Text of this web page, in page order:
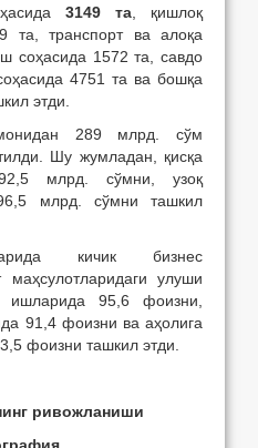
3149 та , қишлоқ
та, транспорт ва алоқа
соҳасида 1572 та, савдо
4751 та ва бошқа
этди.
289 млрд. сўм
Шу жумладан, қисқа
млрд. сўмни, узоқ
млрд. сўмни ташкил
кичик бизнес
маҳсулотларидаги улуши
95,6 фоизни,
91,4 фоизни ва аҳолига
фоизни ташкил этди.
ривожланиши